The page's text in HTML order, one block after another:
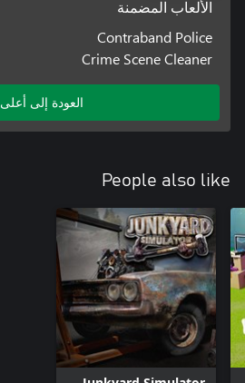
الألعاب المضمنة
Contraband Police
Crime Scene Cleaner
العودة إلى أعلى
People also like